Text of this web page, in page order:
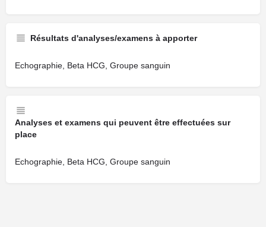
Résultats d'analyses/examens à apporter
Echographie, Beta HCG, Groupe sanguin
Analyses et examens qui peuvent être effectuées sur
place
Echographie, Beta HCG, Groupe sanguin